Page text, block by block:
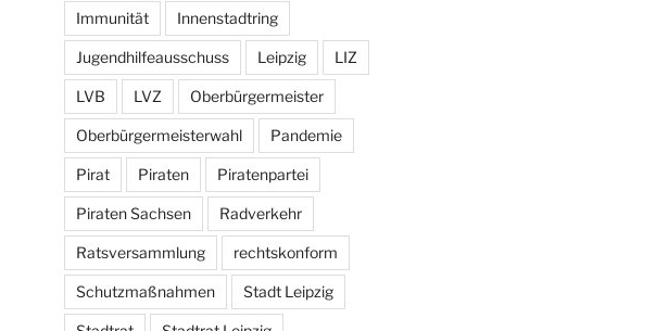
Immunität Innenstadtring
Jugendhilfeausschuss Leipzig LIZ
LVB LVZ Oberbürgermeister
Oberbürgermeisterwahl Pandemie
Pirat Piraten Piratenpartei
Piraten Sachsen Radverkehr
Ratsversammlung rechtskonform
Schutzmaßnahmen Stadt Leipzig